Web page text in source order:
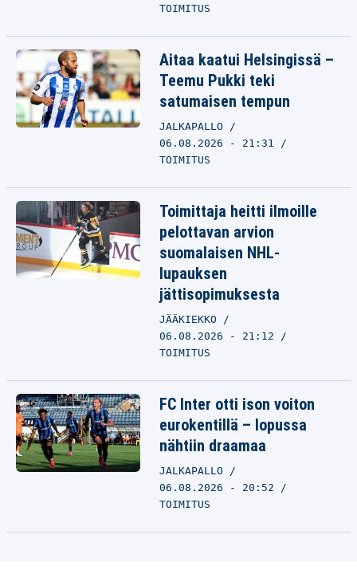
TOIMITUS
Aitaa kaatui Helsingissä –
Teemu Pukki teki
satumaisen tempun
JALKAPALLO
06.08.2026 - 21:31
TOIMITUS
Toimittaja heitti ilmoille
pelottavan arvion
suomalaisen NHL-
lupauksen
jättisopimuksesta
JÄÄKIEKKO
06.08.2026 - 21:12
TOIMITUS
FC Inter otti ison voiton
eurokentillä – lopussa
nähtiin draamaa
JALKAPALLO
06.08.2026 - 20:52
TOIMITUS